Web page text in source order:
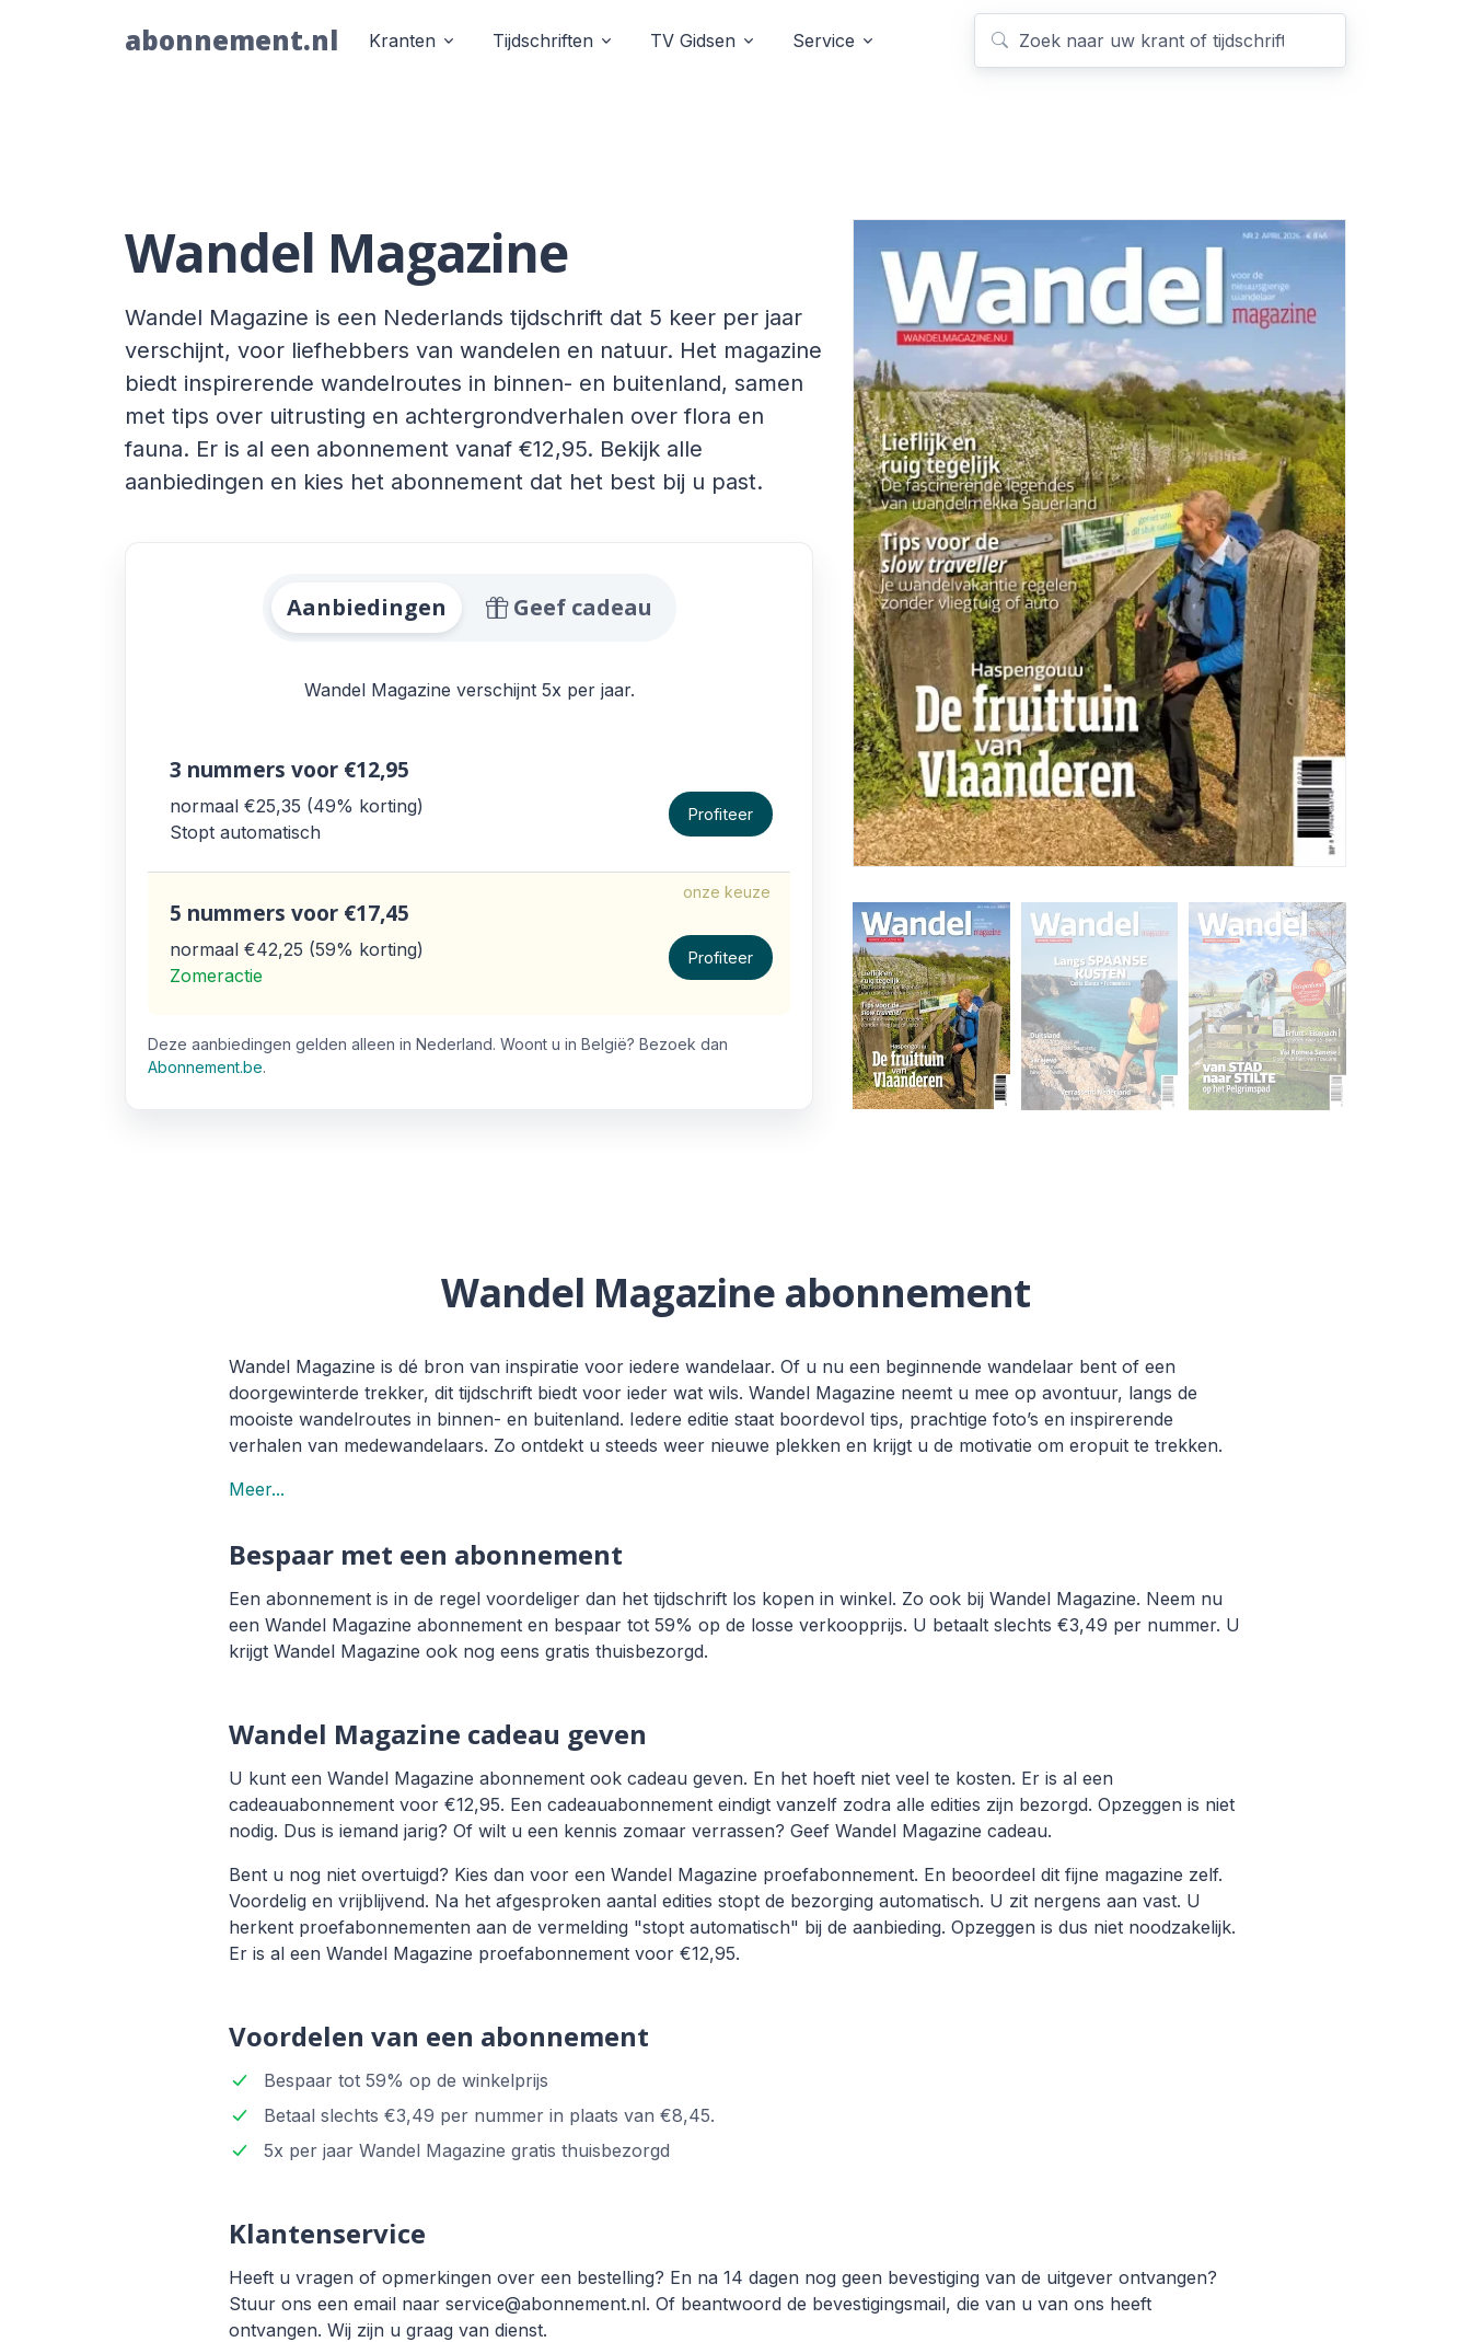
abonnement.nl Kranten Tijdschriften TV Gidsen Service
Wandel Magazine
Wandel Magazine is een Nederlands tijdschrift dat 5 keer per jaar
verschijnt, voor liefhebbers van wandelen en natuur. Het magazine
biedt inspirerende wandelroutes in binnen- en buitenland, samen
met tips over uitrusting en achtergrondverhalen over flora en
fauna. Er is al een abonnement vanaf €12,95. Bekijk alle
aanbiedingen en kies het abonnement dat het best bij u past.
Alle Wandel Magazine Aanbiedingen
Aanbiedingen Geef cadeau
Wandel Magazine verschijnt 5x per jaar.
3 nummers voor €12,95
normaal €25,35
49% korting
Stopt automatisch
Profiteer
onze keuze
5 nummers voor €17,45
normaal €42,25 59% korting
Zomeractie
Profiteer
Deze aanbiedingen gelden alleen in Nederland. Woont u in België? Bezoek dan
Abonnement.be.
Wandel Magazine abonnement
Wandel Magazine is dé bron van inspiratie voor iedere wandelaar. Of u nu een beginnende wandelaar bent of een
doorgewinterde trekker, dit tijdschrift biedt voor ieder wat wils. Wandel Magazine neemt u mee op avontuur, langs de
mooiste wandelroutes in binnen- en buitenland. Iedere editie staat boordevol tips, prachtige foto’s en inspirerende
verhalen van medewandelaars. Zo ontdekt u steeds weer nieuwe plekken en krijgt u de motivatie om eropuit te trekken.
Meer...
Bespaar met een abonnement
Een abonnement is in de regel voordeliger dan het tijdschrift los kopen in winkel. Zo ook bij Wandel Magazine. Neem nu
een Wandel Magazine abonnement en bespaar tot 59% op de losse verkoopprijs. U betaalt slechts €3,49 per nummer. U
krijgt Wandel Magazine ook nog eens gratis thuisbezorgd.
Wandel Magazine cadeau geven
U kunt een Wandel Magazine abonnement ook cadeau geven. En het hoeft niet veel te kosten. Er is al een
cadeauabonnement voor €12,95. Een cadeauabonnement eindigt vanzelf zodra alle edities zijn bezorgd. Opzeggen is niet
nodig. Dus is iemand jarig? Of wilt u een kennis zomaar verrassen? Geef Wandel Magazine cadeau.
Bent u nog niet overtuigd? Kies dan voor een Wandel Magazine proefabonnement. En beoordeel dit fijne magazine zelf.
Voordelig en vrijblijvend. Na het afgesproken aantal edities stopt de bezorging automatisch. U zit nergens aan vast. U
herkent proefabonnementen aan de vermelding "stopt automatisch" bij de aanbieding. Opzeggen is dus niet noodzakelijk.
Er is al een Wandel Magazine proefabonnement voor €12,95.
Voordelen van een abonnement
Bespaar tot 59% op de winkelprijs
Betaal slechts €3,49 per nummer in plaats van €8,45.
5x per jaar Wandel Magazine gratis thuisbezorgd
Klantenservice
Heeft u vragen of opmerkingen over een bestelling? En na 14 dagen nog geen bevestiging van de uitgever ontvangen?
Stuur ons een email naar service@abonnement.nl. Of beantwoord de bevestigingsmail, die van u van ons heeft
ontvangen. Wij zijn u graag van dienst.